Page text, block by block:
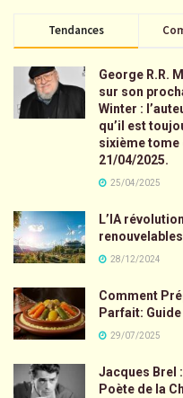
Tendances
George R.R.
sur son
Winter :
qu’il est
sixième tome
21/04/2025.
25/04/2025
L’IA
renouvelables
28/12/2024
Comment
Parfait:
29/07/2025
Jacques Brel
Poète de la